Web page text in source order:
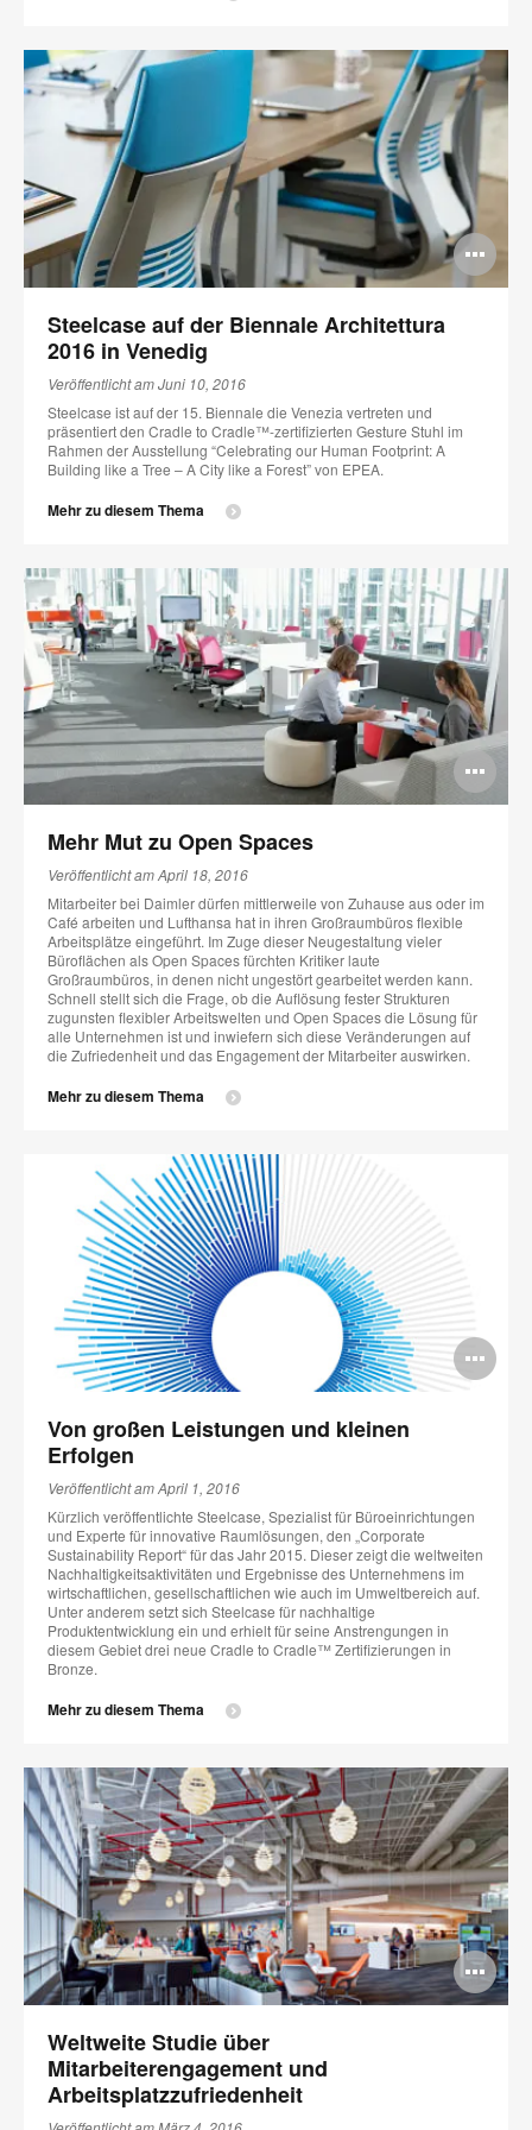
Steelcase auf der Biennale Architettura
2016 in Venedig
Veröffentlicht am Juni 10, 2016
Steelcase ist auf der 15. Biennale die Venezia vertreten und
präsentiert den Cradle to Cradle™-zertifizierten Gesture Stuhl im
Rahmen der Ausstellung “Celebrating our Human Footprint: A
Building like a Tree – A City like a Forest” von EPEA.
Mehr zu diesem Thema
Mehr Mut zu Open Spaces
Veröffentlicht am April 18, 2016
Mitarbeiter bei Daimler dürfen mittlerweile von Zuhause aus oder im
Café arbeiten und Lufthansa hat in ihren Großraumbüros flexible
Arbeitsplätze eingeführt. Im Zuge dieser Neugestaltung vieler
Büroflächen als Open Spaces fürchten Kritiker laute
Großraumbüros, in denen nicht ungestört gearbeitet werden kann.
Schnell stellt sich die Frage, ob die Auflösung fester Strukturen
zugunsten flexibler Arbeitswelten und Open Spaces die Lösung für
alle Unternehmen ist und inwiefern sich diese Veränderungen auf
die Zufriedenheit und das Engagement der Mitarbeiter auswirken.
Mehr zu diesem Thema
Von großen Leistungen und kleinen
Erfolgen
Veröffentlicht am April 1, 2016
Kürzlich veröffentlichte Steelcase, Spezialist für Büroeinrichtungen
und Experte für innovative Raumlösungen, den „Corporate
Sustainability Report“ für das Jahr 2015. Dieser zeigt die weltweiten
Nachhaltigkeitsaktivitäten und Ergebnisse des Unternehmens im
wirtschaftlichen, gesellschaftlichen wie auch im Umweltbereich auf.
Unter anderem setzt sich Steelcase für nachhaltige
Produktentwicklung ein und erhielt für seine Anstrengungen in
diesem Gebiet drei neue Cradle to Cradle™ Zertifizierungen in
Bronze.
Mehr zu diesem Thema
Weltweite Studie über
Mitarbeiterengagement und
Arbeitsplatzzufriedenheit